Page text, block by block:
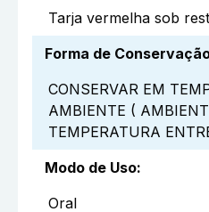
Tarja vermelha sob
Forma de
CONSERVAR EM
AMBIENTE (
TEMPERATURA
Modo de Uso:
Oral